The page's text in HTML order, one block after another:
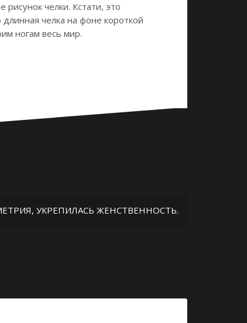
челки. Кстати, это
челка на фоне короткой
ногам весь мир.
УКРЕПИЛАСЬ ЖЕНСТВЕННОСТЬ.